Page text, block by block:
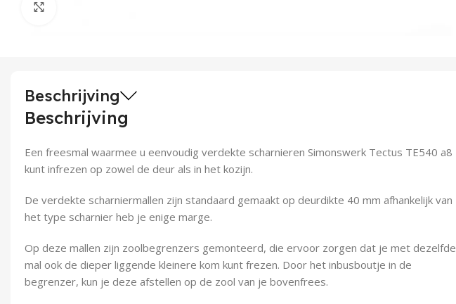
Beschrijving
Beschrijving
Een freesmal waarmee u eenvoudig verdekte scharnieren Simonswerk Tectus TE540 a8
kunt infrezen op zowel de deur als in het kozijn.
De verdekte scharniermallen zijn standaard gemaakt op deurdikte 40 mm afhankelijk van
het type scharnier heb je enige marge.
Op deze mallen zijn zoolbegrenzers gemonteerd, die ervoor zorgen dat je met dezelfde
mal ook de dieper liggende kleinere kom kunt frezen. Door het inbusboutje in de
begrenzer, kun je deze afstellen op de zool van je bovenfrees.